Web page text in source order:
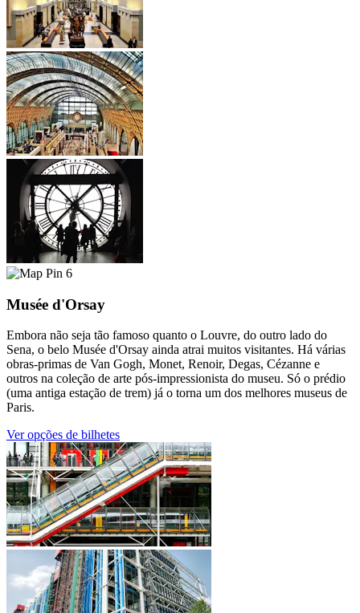
6
Musée d'Orsay
Embora não seja tão famoso quanto o Louvre, do outro lado do
Sena, o belo Musée d'Orsay ainda atrai muitos visitantes. Há várias
obras-primas de Van Gogh, Monet, Renoir, Degas, Cézanne e
outros na coleção de arte pós-impressionista do museu. Só o prédio
(uma antiga estação de trem) já o torna um dos melhores museus de
Paris.
Ver opções de bilhetes